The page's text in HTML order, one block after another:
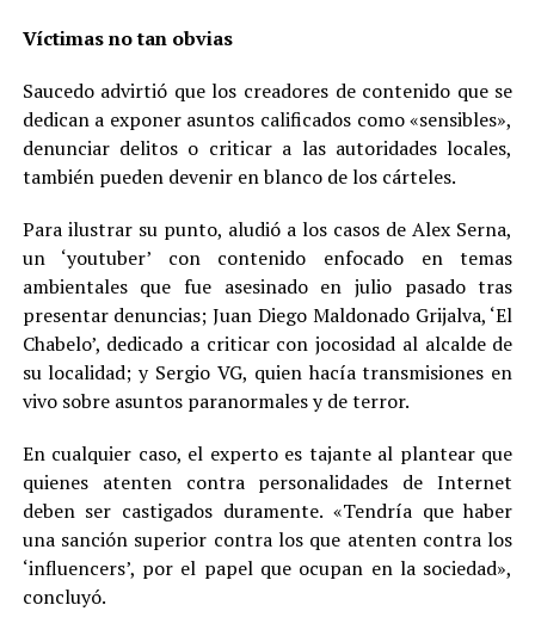
Víctimas no tan obvias
Saucedo advirtió que los creadores de contenido que se
dedican a exponer asuntos calificados como «sensibles»,
denunciar delitos o criticar a las autoridades locales,
también pueden devenir en blanco de los cárteles.
Para ilustrar su punto, aludió a los casos de Alex Serna,
un ‘youtuber’ con contenido enfocado en temas
ambientales que fue asesinado en julio pasado tras
presentar denuncias; Juan Diego Maldonado Grijalva, ‘El
Chabelo’, dedicado a criticar con jocosidad al alcalde de
su localidad; y Sergio VG, quien hacía transmisiones en
vivo sobre asuntos paranormales y de terror.
En cualquier caso, el experto es tajante al plantear que
quienes atenten contra personalidades de Internet
deben ser castigados duramente. «Tendría que haber
una sanción superior contra los que atenten contra los
‘influencers’, por el papel que ocupan en la sociedad»,
concluyó.